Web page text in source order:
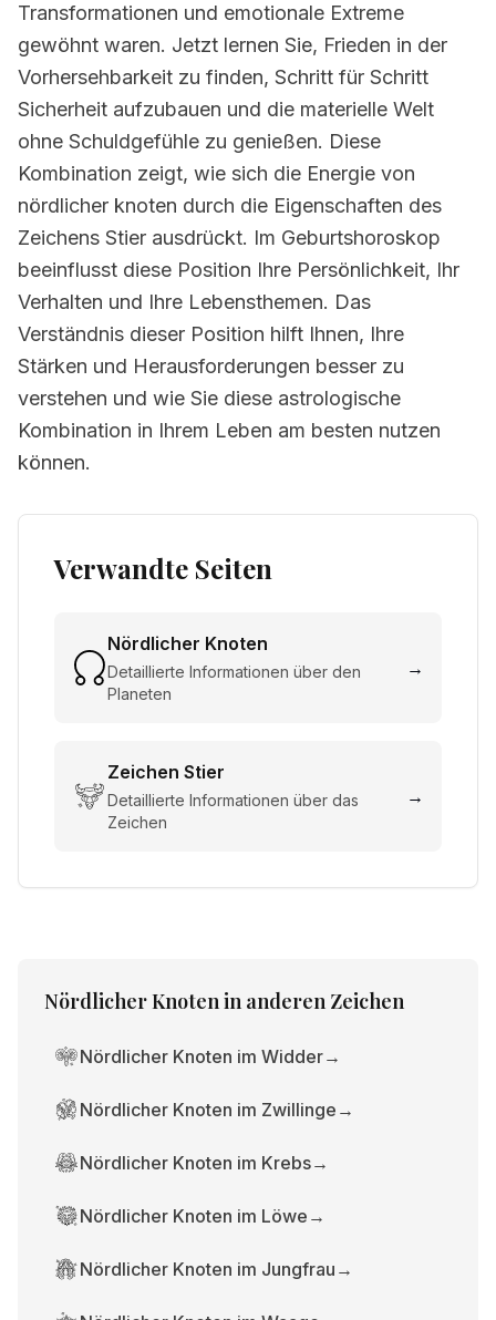
Transformationen und emotionale Extreme
gewöhnt waren. Jetzt lernen Sie, Frieden in der
Vorhersehbarkeit zu finden, Schritt für Schritt
Sicherheit aufzubauen und die materielle Welt
ohne Schuldgefühle zu genießen. Diese
Kombination zeigt, wie sich die Energie von
nördlicher knoten durch die Eigenschaften des
Zeichens Stier ausdrückt. Im Geburtshoroskop
beeinflusst diese Position Ihre Persönlichkeit, Ihr
Verhalten und Ihre Lebensthemen. Das
Verständnis dieser Position hilft Ihnen, Ihre
Stärken und Herausforderungen besser zu
verstehen und wie Sie diese astrologische
Kombination in Ihrem Leben am besten nutzen
können.
Verwandte Seiten
Nördlicher Knoten
Detaillierte Informationen über den
Planeten
→
Zeichen Stier
Detaillierte Informationen über das
Zeichen
→
Nördlicher Knotenin anderen Zeichen
Nördlicher Knoten im Widder→
Nördlicher Knoten im Zwillinge →
Nördlicher Knoten im Krebs→
Nördlicher Knoten im Löwe →
Nördlicher Knoten im Jungfrau →